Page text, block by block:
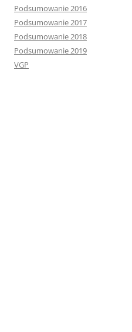
Podsumowanie 2016
Podsumowanie 2017
Podsumowanie 2018
Podsumowanie 2019
VGP